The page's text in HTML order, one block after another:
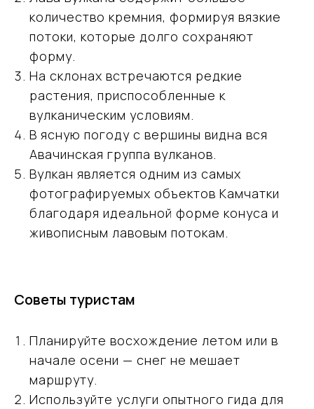
количество кремния, формируя вязкие
потоки, которые долго сохраняют
форму.
На склонах встречаются редкие
растения, приспособленные к
вулканическим условиям.
В ясную погоду с вершины видна вся
Авачинская группа вулканов.
Вулкан является одним из самых
фотографируемых объектов Камчатки
благодаря идеальной форме конуса и
живописным лавовым потокам.
Советы туристам
Планируйте восхождение летом или в
начале осени — снег не мешает
маршруту.
Используйте услуги опытного гида для
Подобрать
тур
Оставьте свои данные, мы свяжемся с вами
и обсудим детали поездки
данных